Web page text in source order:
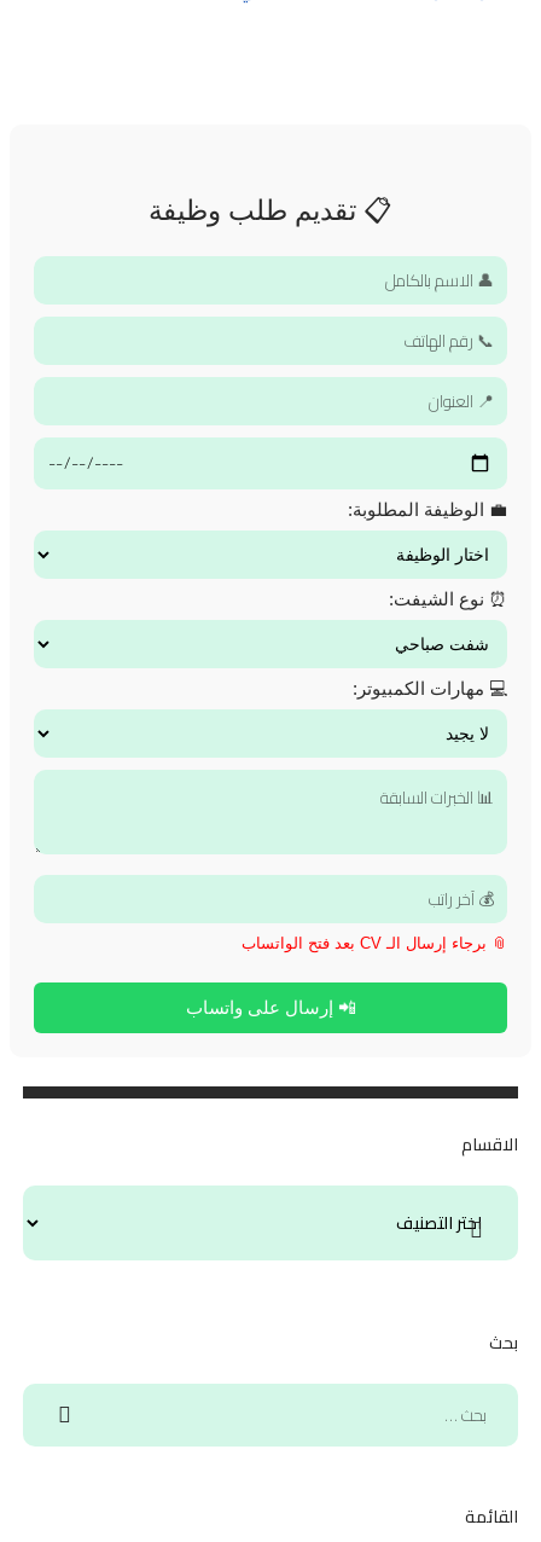
📋 تقديم طلب وظيفة
💼 الوظيفة المطلوبة:
⏰ نوع الشيفت:
💻 مهارات الكمبيوتر:
📎 برجاء إرسال الـ CV بعد فتح الواتساب
📲 إرسال على واتساب
الاقسام
بحث
القائمة